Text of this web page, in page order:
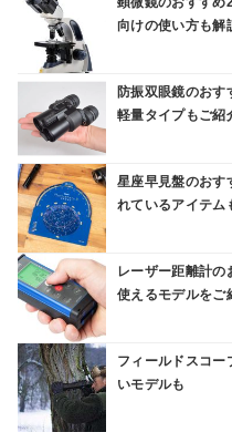
向けの使い方も解
防振双眼鏡のおす
軽量タイプもご紹
星座早見盤のおす
れているアイテム
レーザー距離計の
使えるモデルをご
フィールドスコー
いモデルも